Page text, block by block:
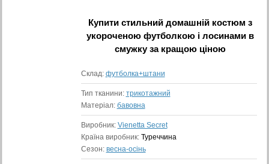
Купитистильний домашній костюм з
укороченою футболкою і лосинами в
смужкуза кращою ціною
Склад: футболка+штани
Тип тканини: трикотажний
Матеріал: бавовна
Виробник: Vienetta Secret
Країна виробник: Туреччина
Сезон: весна-осінь